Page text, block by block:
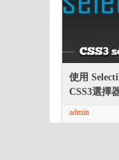
使用
CSS3選擇
admin